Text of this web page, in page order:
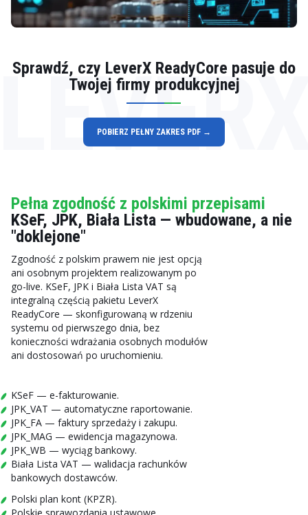
Sprawdź, czy LeverX ReadyCore pasuje do
Twojej firmy produkcyjnej
POBIERZ PEŁNY ZAKRES PDF →
Pełna zgodność z polskimi przepisami
KSeF, JPK, Biała Lista — wbudowane, a nie
"doklejone"
Zgodność z polskim prawem nie jest opcją
ani osobnym projektem realizowanym po
go-live. KSeF, JPK i Biała Lista VAT są
integralną częścią pakietu LeverX
ReadyCore — skonfigurowaną w rdzeniu
systemu od pierwszego dnia, bez
konieczności wdrażania osobnych modułów
ani dostosowań po uruchomieniu.
KSeF — e-fakturowanie.
JPK_VAT — automatyczne raportowanie.
JPK_FA — faktury sprzedaży i zakupu.
JPK_MAG — ewidencja magazynowa.
JPK_WB — wyciąg bankowy.
Biała Lista VAT — walidacja rachunków
bankowych dostawców.
Polski plan kont (KPZR).